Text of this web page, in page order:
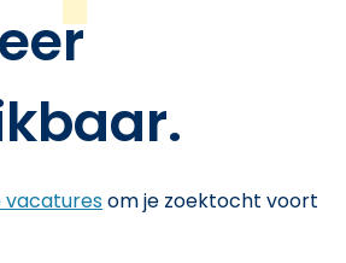
vacaturesom je zoektocht voort